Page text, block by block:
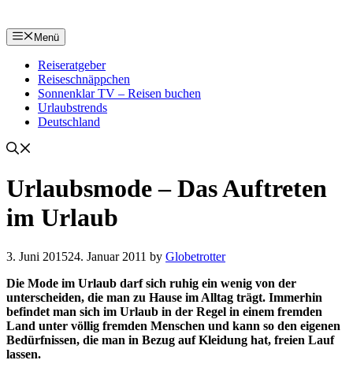
Menü
Reiseratgeber
Reiseschnäppchen
Sonnenklar TV – Reisen buchen
Urlaubstrends
Deutschland
Urlaubsmode – Das Auftreten
im Urlaub
3. Juni 201524. Januar 2011 by Globetrotter
Die Mode im Urlaub darf sich ruhig ein wenig von der
unterscheiden, die man zu Hause im Alltag trägt. Immerhin
befindet man sich im Urlaub in der Regel in einem fremden
Land unter völlig fremden Menschen und kann so den eigenen
Bedürfnissen, die man in Bezug auf Kleidung hat, freien Lauf
lassen.